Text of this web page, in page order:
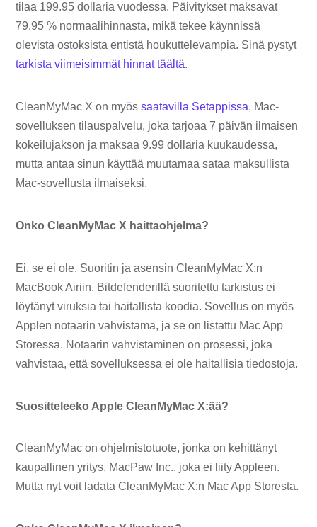
tilaa 199.95 dollaria vuodessa. Päivitykset maksavat
79.95 % normaalihinnasta, mikä tekee käynnissä
olevista ostoksista entistä houkuttelevampia. Sinä pystyt
tarkista viimeisimmät hinnat täältä.
CleanMyMac X on myössaatavilla Setappissa, Mac-
sovelluksen tilauspalvelu, joka tarjoaa 7 päivän ilmaisen
kokeilujakson ja maksaa 9.99 dollaria kuukaudessa,
mutta antaa sinun käyttää muutamaa sataa maksullista
Mac-sovellusta ilmaiseksi.
Onko CleanMyMac X haittaohjelma?
Ei, se ei ole. Suoritin ja asensin CleanMyMac X:n
MacBook Airiin. Bitdefenderillä suoritettu tarkistus ei
löytänyt viruksia tai haitallista koodia. Sovellus on myös
Applen notaarin vahvistama, ja se on listattu Mac App
Storessa. Notaarin vahvistaminen on prosessi, joka
vahvistaa, että sovelluksessa ei ole haitallisia tiedostoja.
Suositteleeko Apple CleanMyMac X:ää?
CleanMyMac on ohjelmistotuote, jonka on kehittänyt
kaupallinen yritys, MacPaw Inc., joka ei liity Appleen.
Mutta nyt voit ladata CleanMyMac X:n Mac App Storesta.